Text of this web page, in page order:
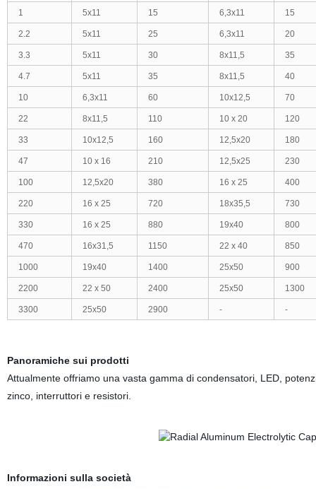
1 5x11 15 6,3x11 15
2.2 5x11 25 6,3x11 20
3.3 5x11 30 8x11,5 35
4.7 5x11 35 8x11,5 40
10 6,3x11 60 10x12,5 70
22 8x11,5 110 10 x 20 120
33 10x12,5 160 12,5x20 180
47 10 x 16 210 12,5x25 230
100 12,5x20 380 16 x 25 400
220 16 x 25 720 18x35,5 730
330 16 x 25 880 19x40 800
470 16x31,5 1150 22 x 40 850
1000 19x40 1400 25x50 900
2200 22 x 50 2400 25x50 1300
3300 25x50 2900 - -
Panoramiche sui prodotti
Attualmente offriamo una vasta gamma di condensatori, LED,
zinco, interruttori e resistori.
Informazioni sulla società